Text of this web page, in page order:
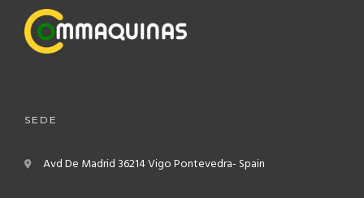
SEDE
Avd De Madrid 36214 VigoPontevedra- Spain